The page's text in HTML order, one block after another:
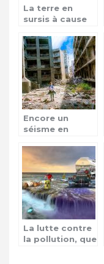
La terre en
sursis à cause
catastrophes
Encore un
séisme en
Nouvelle-
Guinée!
La lutte contre
la pollution, que